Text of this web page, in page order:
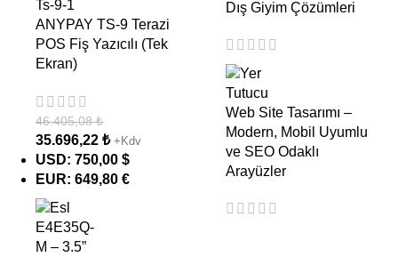
ANYPAY TS-9 Terazi
POS Fiş Yazıcılı (Tek
Ekran)
46.405,08₺
35.696,22 ₺ +Kdv
USD: 750,00 $
EUR: 649,80 €
Dış Giyim Çözümleri
Web Site Tasarımı –
Modern, Mobil Uyumlu
ve SEO Odaklı
Arayüzler